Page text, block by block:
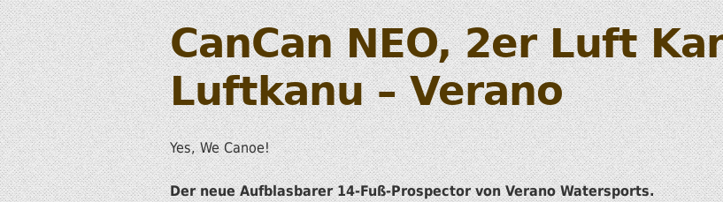
CanCan NEO, 2er Luft
Luftkanu – Verano
Yes, We Canoe!
Der neue Aufblasbarer 14-Fuß-Prospector von Verano Watersports.